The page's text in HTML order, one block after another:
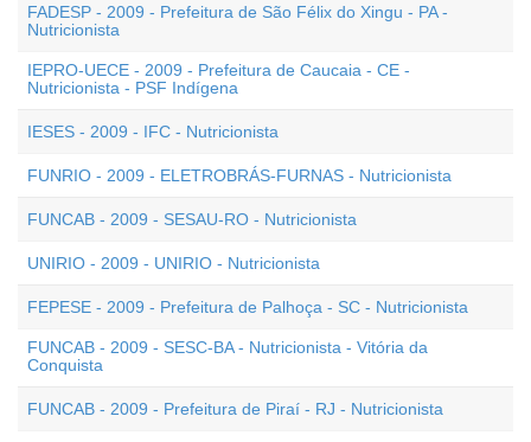
FADESP - 2009 - Prefeitura de São Félix do Xingu - PA -
Nutricionista
IEPRO-UECE - 2009 - Prefeitura de Caucaia - CE -
Nutricionista - PSF Indígena
IESES - 2009 - IFC - Nutricionista
FUNRIO - 2009 - ELETROBRÁS-FURNAS - Nutricionista
FUNCAB - 2009 - SESAU-RO - Nutricionista
UNIRIO - 2009 - UNIRIO - Nutricionista
FEPESE - 2009 - Prefeitura de Palhoça - SC - Nutricionista
FUNCAB - 2009 - SESC-BA - Nutricionista - Vitória da
Conquista
FUNCAB - 2009 - Prefeitura de Piraí - RJ - Nutricionista